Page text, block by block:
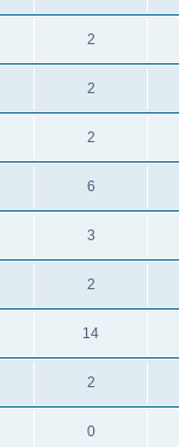
2
2
2
6
3
2
14
2
0